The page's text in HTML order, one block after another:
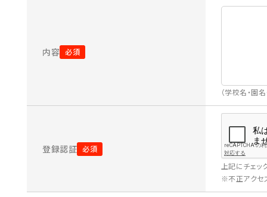
内容
（学校名・園
登録認証
上記にチェッ
※不正アクセ